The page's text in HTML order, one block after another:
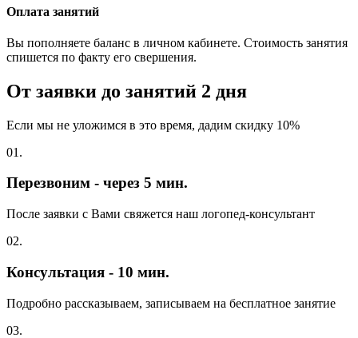
Оплата занятий
Вы пополняете баланс в личном кабинете. Стоимость занятия
спишется по факту его свершения.
От заявки до занятий 2 дня
Если мы не уложимся в это время, дадим скидку 10%
01.
Перезвоним - через 5 мин.
После заявки с Вами свяжется наш логопед-консультант
02.
Консультация - 10 мин.
Подробно рассказываем, записываем на бесплатное занятие
03.